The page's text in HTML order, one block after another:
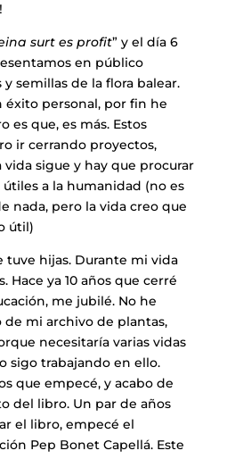
surt es profit” y el día 6
en público
y semillas de la flora balear.
éxito personal, por fin he
es que, es más. Estos
ir cerrando proyectos,
sigue y hay que procurar
útiles a la humanidad (no es
nada, pero la vida creo que
útil)
tuve hijas. Durante mi vida
Hace ya 10 años que cerré
me jubilé. No he
mi archivo de plantas,
necesitaría varias vidas
sigo trabajando en ello.
que empecé, y acabo de
del libro. Un par de años
el libro, empecé el
Pep Bonet Capellá. Este